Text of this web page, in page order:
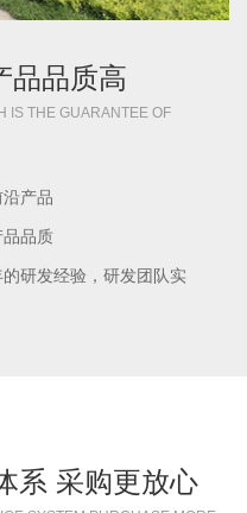
品品质高
IS THE GUARANTEE OF
产品
品质
研发经验，研发团队实
系 采购更放心